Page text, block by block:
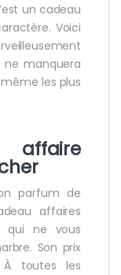
un cadeau
Voici
manquera
les plus
parfum de
affaires
qui ne vous
Son prix
toutes les